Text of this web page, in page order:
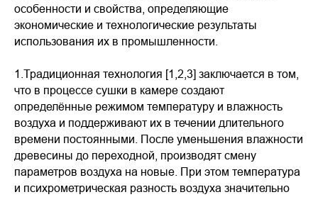
особенности и свойства, определяющие
экономические и технологические результаты
использования их в промышленности.
1.Традиционная технология [1,2,3] заключается в том,
что в процессе сушки в камере создают
определённые режимом температуру и влажность
воздуха и поддерживают их в течении длительного
времени постоянными. После уменьшения влажности
древесины до переходной, производят смену
параметров воздуха на новые. При этом температура
и психрометрическая разность воздуха значительно